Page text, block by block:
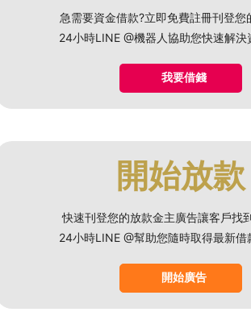
急需要資金借款?立即免費註冊刊登您
24小時LINE @機器人協助您快速解決
我要借錢
開始放款
快速刊登您的放款金主廣告讓客戶找
24小時LINE @幫助您隨時取得最新借
開始廣告